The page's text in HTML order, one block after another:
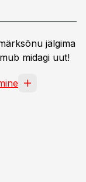
jälgima
midagi uut!